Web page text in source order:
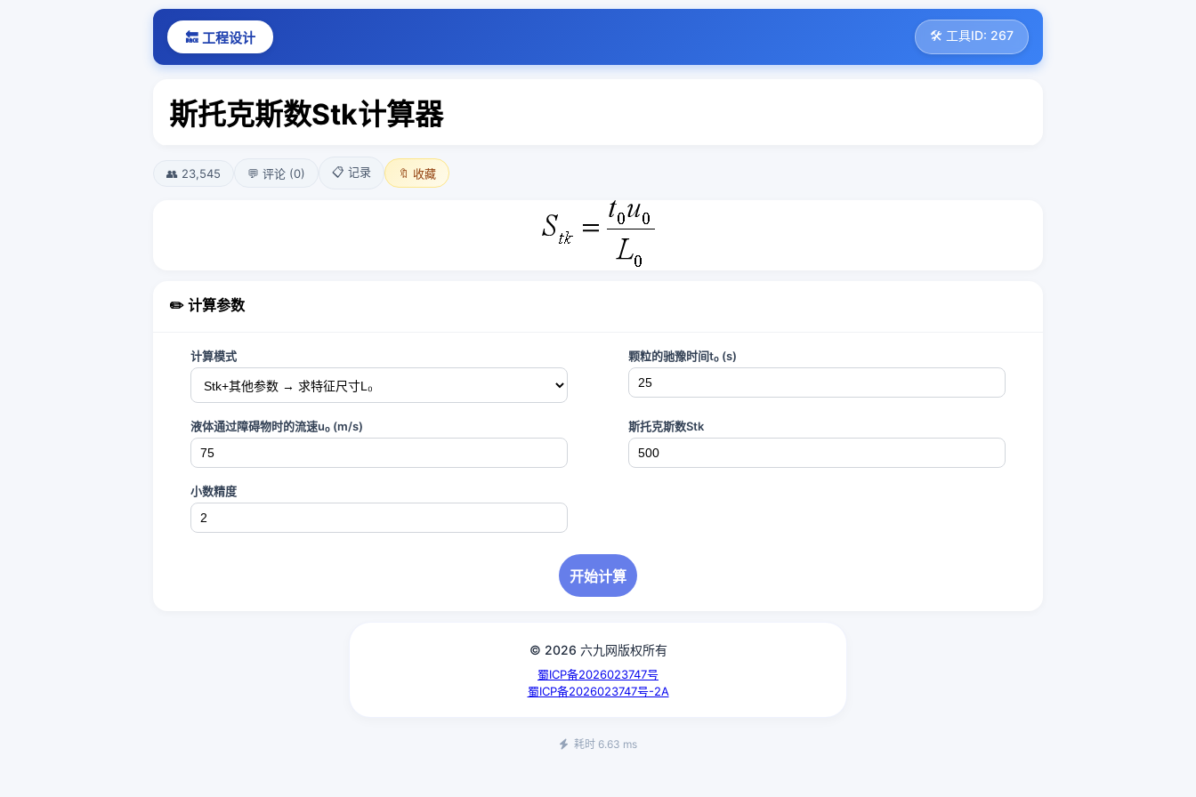
🔙 工程设计 🛠️ 工具ID: 267
斯托克斯数Stk计算器
👥 23,545 💬 评论 (0) 📋 记录 🔖 收藏
✏️ 计算参数
计算模式 颗粒的驰豫时间t₀ (s)
液体通过障碍物时的流速u₀ (m/s) 斯托克斯数Stk
小数精度
开始计算
© 2026 六九网版权所有
蜀ICP备2026023747号
蜀ICP备2026023747号-2A
耗时 6.63 ms